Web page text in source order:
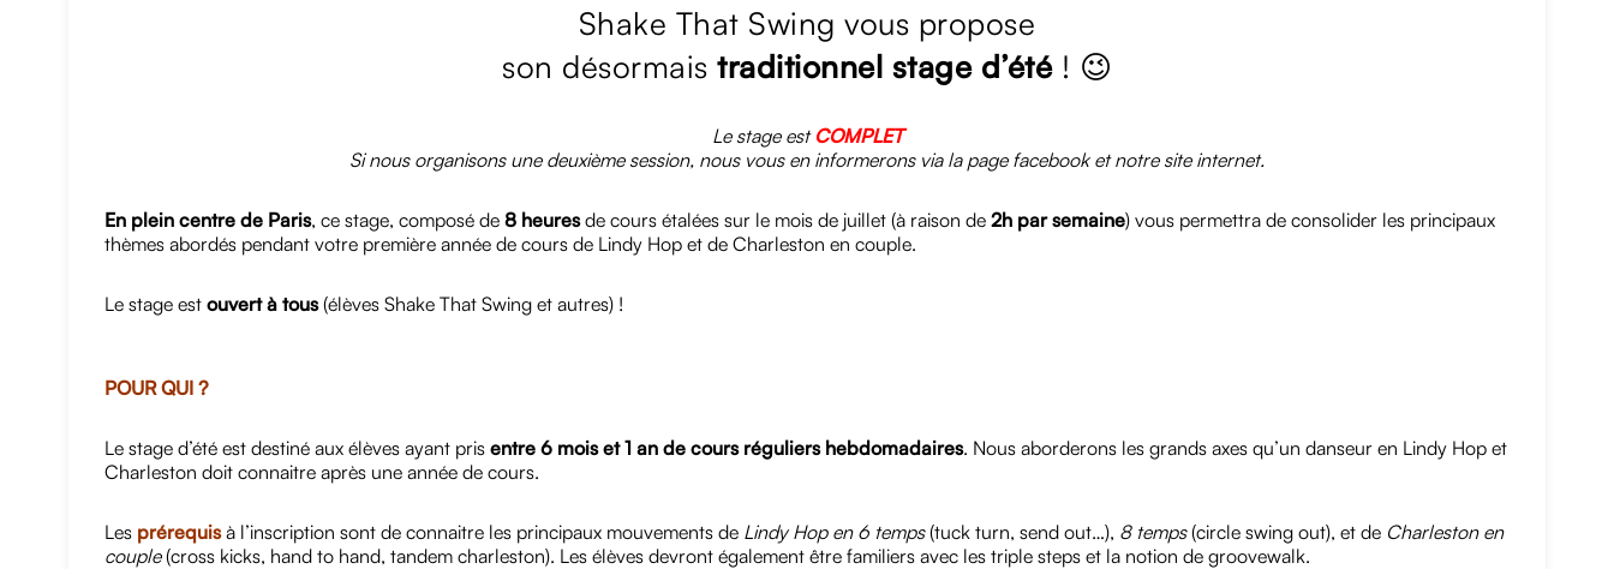
Shake That Swing vous propose
son désormais traditionnel stage d’été! 😉
Le stage est COMPLET
Si nous organisons une deuxième session, nous vous en informerons via la page facebook et notre site internet.
En plein centre de Paris, ce stage, composé de 8 heuresde cours étalées sur le mois de juillet (à raison de 2h par semaine) vous permettra de consolider les principaux
thèmes abordés pendant votre première année de cours de Lindy Hop et de Charleston en couple.
Le stage est ouvert à tous(élèves Shake That Swing et autres) !
POUR QUI ?
Le stage d’été est destiné aux élèves ayant pris entre 6 mois et 1 an de cours réguliers hebdomadaires. Nous aborderons les grands axes qu’un danseur en Lindy Hop et
Charleston doit connaitre après une année de cours.
Les prérequisà l’inscription sont de connaitre les principaux mouvements de Lindy Hop en 6 temps(tuck turn, send out…), 8 temps(circle swing out), et de Charleston en
couple(cross kicks, hand to hand, tandem charleston). Les élèves devront également être familiers avec les triple steps et la notion de groovewalk.